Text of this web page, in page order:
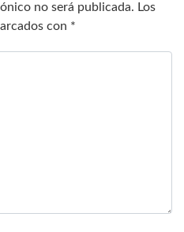
no será publicada. Los
con *